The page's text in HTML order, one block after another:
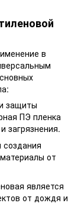
в
защиты
ПЭ пленка
загрязнения.
создания
от
является
от дождя и